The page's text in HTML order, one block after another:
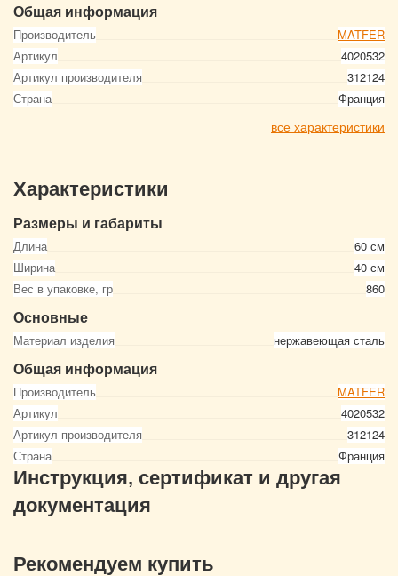
Общая информация
Производитель
MATFER
Артикул
4020532
Артикул производителя
312124
Страна
Франция
все характеристики
Характеристики
Размеры и габариты
Длина
60 см
Ширина
40 см
Вес в упаковке, гр
860
Основные
Материал изделия нержавеющая сталь
Общая информация
Производитель
MATFER
Артикул
4020532
Артикул производителя
312124
Страна
Франция
Инструкция, сертификат и другая
документация
Рекомендуем купить